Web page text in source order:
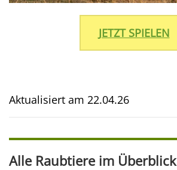
JETZT SPIELEN
Aktualisiert am 22.04.26
Alle Raubtiere im Überblick